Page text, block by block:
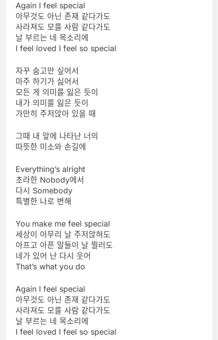
Again I feel special
아무것도 아닌 존재 같다가도
사라져도 모를 사람 같다가도
날 부르는 네 목소리에
I feel loved I feel so special
자꾸 숨고만 싶어서
마주 하기가 싫어서
모든 게 의미를 잃은 듯이
내가 의미를 잃은 듯이
가만히 주저앉아 있을 때
그때 내 앞에 나타난 너의
따뜻한 미소와 손길에
Everything’s alright
초라한 Nobody에서
다시 Somebody
특별한 나로 변해
You make me feel special
세상이 아무리 날 주저앉혀도
아프고 아픈 말들이 날 찔러도
네가 있어 난 다시 웃어
That’s what you do
Again I feel special
아무것도 아닌 존재 같다가도
사라져도 모를 사람 같다가도
날 부르는 네 목소리에
I feel loved I feel so special